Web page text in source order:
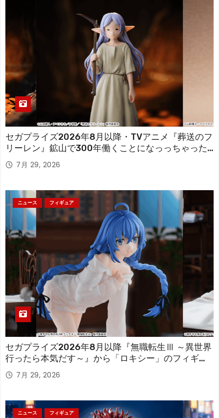
セガプライズ2026年8月以降・TVアニメ『葬送のフ
リーレン』鉱山で300年働くことになっっちゃった
「フリーレン」を立体化！
7月 29, 2026
ニュース フィギュア
セガプライズ2026年8月以降『無職転生Ⅲ ～異世界
行ったら本気だす～』から「ロキシー」のフィギュ
アが登場！
7月 29, 2026
ニュース フィギュア